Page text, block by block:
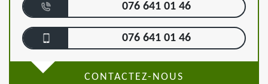
076 641 01 46
076 641 01 46
CONTACTEZ-NOUS